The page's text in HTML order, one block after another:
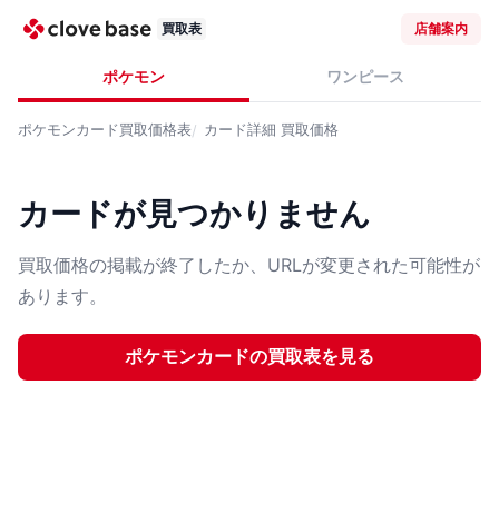
買取表 店舗案内
ポケモン ワンピース
ポケモンカード買取価格表 カード詳細 買取価格
カードが見つかりません
買取価格の掲載が終了したか、URLが変更された可能性が
あります。
ポケモンカードの買取表を見る